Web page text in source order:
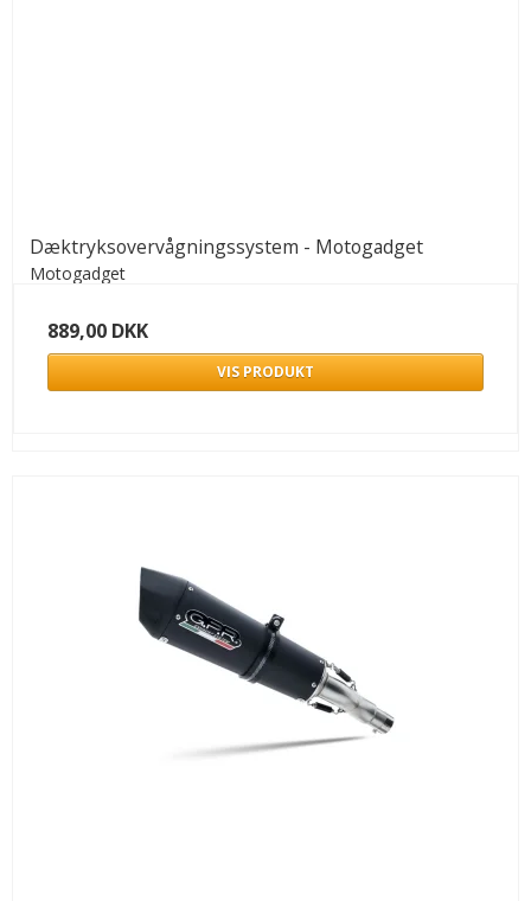
Dæktryksovervågningssystem - Motogadget
Motogadget
889,00 DKK
VIS PRODUKT